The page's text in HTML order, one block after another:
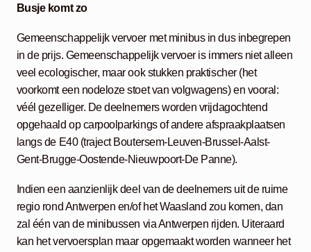
Busje komt zo
Gemeenschappelijk vervoer met minibus in dus inbegrepen
in de prijs. Gemeenschappelijk vervoer is immers niet alleen
veel ecologischer, maar ook stukken praktischer (het
voorkomt een nodeloze stoet van volgwagens) en vooral:
véél gezelliger. De deelnemers worden vrijdagochtend
opgehaald op carpoolparkings of andere afspraakplaatsen
langs de E40 (traject Boutersem-Leuven-Brussel-Aalst-
Gent-Brugge-Oostende-Nieuwpoort-De Panne).
Indien een aanzienlijk deel van de deelnemers uit de ruime
regio rond Antwerpen en/of het Waasland zou komen, dan
zal één van de minibussen via Antwerpen rijden. Uiteraard
kan het vervoersplan maar opgemaakt worden wanneer het